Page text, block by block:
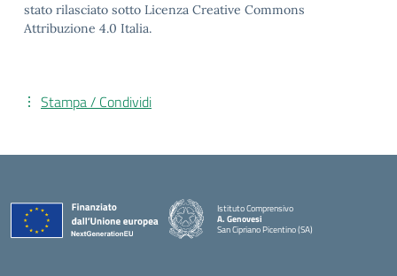
stato rilasciato sotto Licenza Creative Commons
Attribuzione 4.0 Italia.
Stampa / Condividi
Istituto Comprensivo
A. Genovesi
San Cipriano Picentino (SA)
— Visita la pagina iniziale della scuola